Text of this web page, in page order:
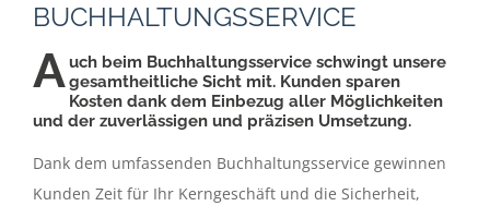
BUCHHALTUNGSSERVICE
Auch beim Buchhaltungsservice schwingt unsere
gesamtheitliche Sicht mit. Kunden sparen
Kosten dank dem Einbezug aller Möglichkeiten
und der zuverlässigen und präzisen Umsetzung.
Dank dem umfassenden Buchhaltungsservice gewinnen
Kunden Zeit für Ihr Kerngeschäft und die Sicherheit,